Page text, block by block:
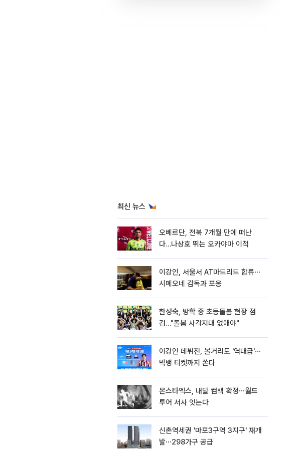
최신 뉴스
오베르단, 전북 7개월 만에 떠난
다…나상호 뛰는 오카야마 이적
이강인, 서울서 AT마드리드 합류⋯
시메오네 감독과 포옹
한성숙, 방학 중 초등돌봄 현장 점
검…"돌봄 사각지대 없애야"
이강인 데뷔전, 볼거리도 '역대급'⋯
빅뱅 티켓까지 쏜다
몬스타엑스, 내달 컴백 확정⋯월드
투어 서사 잇는다
신촌역세권 '마포3구역 3지구' 재개
발⋯298가구 공급